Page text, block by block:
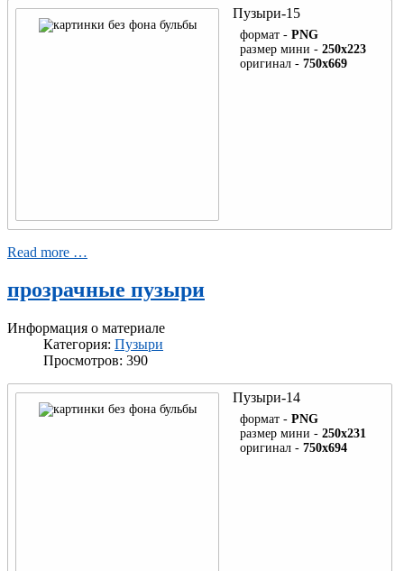
Пузыри-15
формат - PNG
размер мини - 250x223
оригинал - 750x669
Read more …
прозрачные пузыри
Информация о материале
Категория: Пузыри
Просмотров: 390
Пузыри-14
формат - PNG
размер мини - 250x231
оригинал - 750x694